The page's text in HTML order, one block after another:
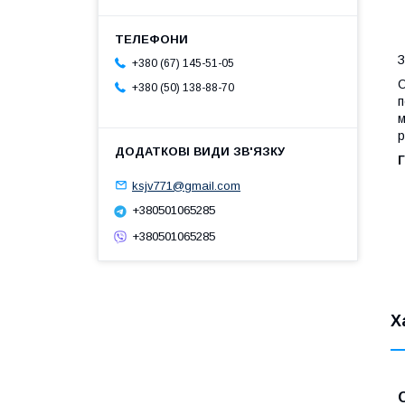
+380 (67) 145-51-05
+380 (50) 138-88-70
ksjv771@gmail.com
+380501065285
+380501065285